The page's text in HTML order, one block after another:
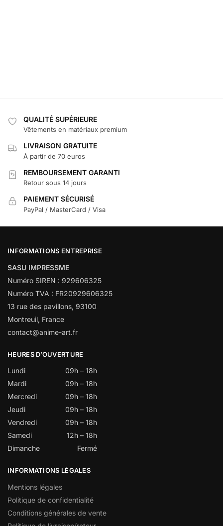
QUALITÉ SUPÉRIEURE
Vêtements en matériaux premium
LIVRAISON GRATUITE
À partir de 70 euros
REMBOURSEMENT GARANTI
Retour sous 14 jours
PAIEMENT SÉCURISÉ
PayPal / MasterCard / Visa
INFORMATIONS ENTREPRISE
SASU IMPRESSME
Numéro SIREN : 929606325
Numéro TVA : FR20929606325
13 rue des pavillons, 93100
Montreuil, France
contact@anime-art.fr
HEURES D’OUVERTURE
Lundi
09h – 18h
Mardi
09h – 18h
Mercredi
09h – 18h
Jeudi
09h – 18h
Vendredi
09h – 18h
Samedi
12h – 18h
Dimanche
Fermé
INFORMATIONS LÉGALES
Mentions légales
Politique de confidentialité
Conditions générales de vente